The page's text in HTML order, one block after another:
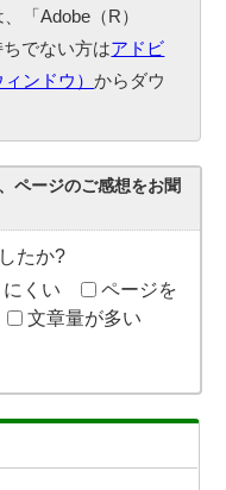
「Adobe（R）
でない方はアドビ
ィンドウ）からダウ
ページのご感想をお聞
たか?
くい
ページを
文章量が多い